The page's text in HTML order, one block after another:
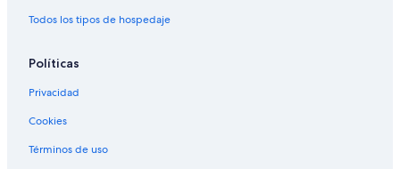
Hoteles gay friendly en Centro de Denver
Hoteles para fumadores en Centro de Denver
Todos los tipos de hospedaje
Políticas
Privacidad
Cookies
Términos de uso